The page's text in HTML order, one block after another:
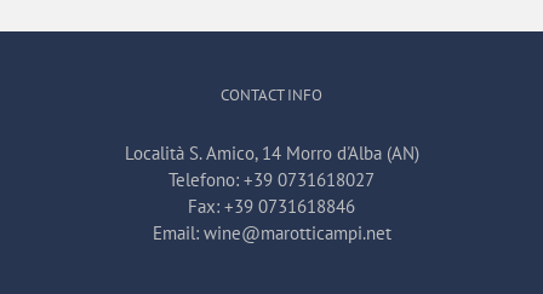
CONTACT INFO
Località S. Amico, 14 Morro d'Alba (AN)
Telefono: +39 0731618027
Fax: +39 0731618846
Email: wine@marotticampi.net